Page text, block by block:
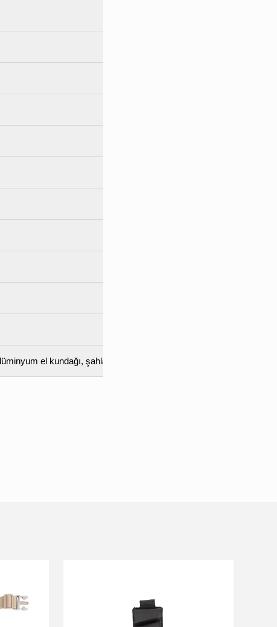
el kundağı, şahlanma azaltıcı namlu